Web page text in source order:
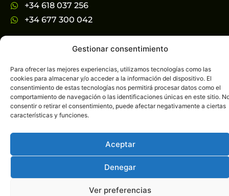
Gestionar consentimiento
Para ofrecer las mejores experiencias, utilizamos tecnologías como las
cookies para almacenar y/o acceder a la información del dispositivo. El
consentimiento de estas tecnologías nos permitirá procesar datos como el
comportamiento de navegación o las identificaciones únicas en este sitio.
consentir o retirar el consentimiento, puede afectar negativamente a ciertas
características y funciones.
Aceptar
Denegar
Ver preferencias
Política de privacidad
+34 618 037 256
+34 677 300 042
Acceso | Registro
Trabajar con nosotros
Nosotros